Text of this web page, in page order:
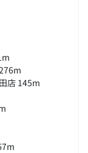
店 145m